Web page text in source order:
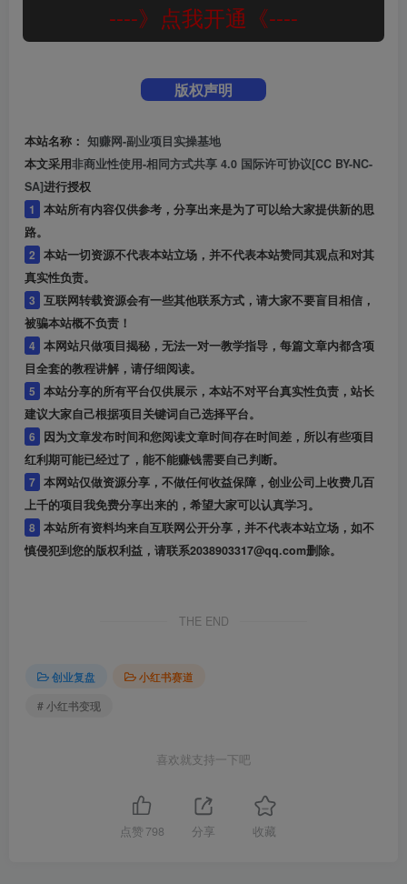
----》点我开通《----
版权声明
本站名称： 知赚网-副业项目实操基地
本文采用非商业性使用-相同方式共享 4.0 国际许可协议[CC BY-NC-
SA]进行授权
1
本站所有内容仅供参考，分享出来是为了可以给大家提供新的思
路。
2 本站一切资源不代表本站立场，并不代表本站赞同其观点和对其
真实性负责。
3 互联网转载资源会有一些其他联系方式，请大家不要盲目相信，
被骗本站概不负责！
4 本网站只做项目揭秘，无法一对一教学指导，每篇文章内都含项
目全套的教程讲解，请仔细阅读。
5 本站分享的所有平台仅供展示，本站不对平台真实性负责，站长
建议大家自己根据项目关键词自己选择平台。
6
因为文章发布时间和您阅读文章时间存在时间差，所以有些项目
红利期可能已经过了，能不能赚钱需要自己判断。
7 本网站仅做资源分享，不做任何收益保障，创业公司上收费几百
上千的项目我免费分享出来的，希望大家可以认真学习。
8 本站所有资料均来自互联网公开分享，并不代表本站立场，如不
慎侵犯到您的版权利益，请联系2038903317@qq.com删除。
THE END
创业复盘
小红书赛道
# 小红书变现
喜欢就支持一下吧
点赞 798 分享 收藏